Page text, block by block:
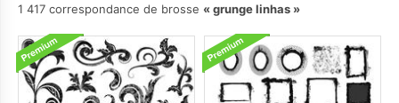
1 417 correspondance de brosse
grunge linhas